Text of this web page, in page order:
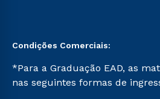
Condições Comerciais:
*Para a Graduação EAD, as
nas seguintes formas de